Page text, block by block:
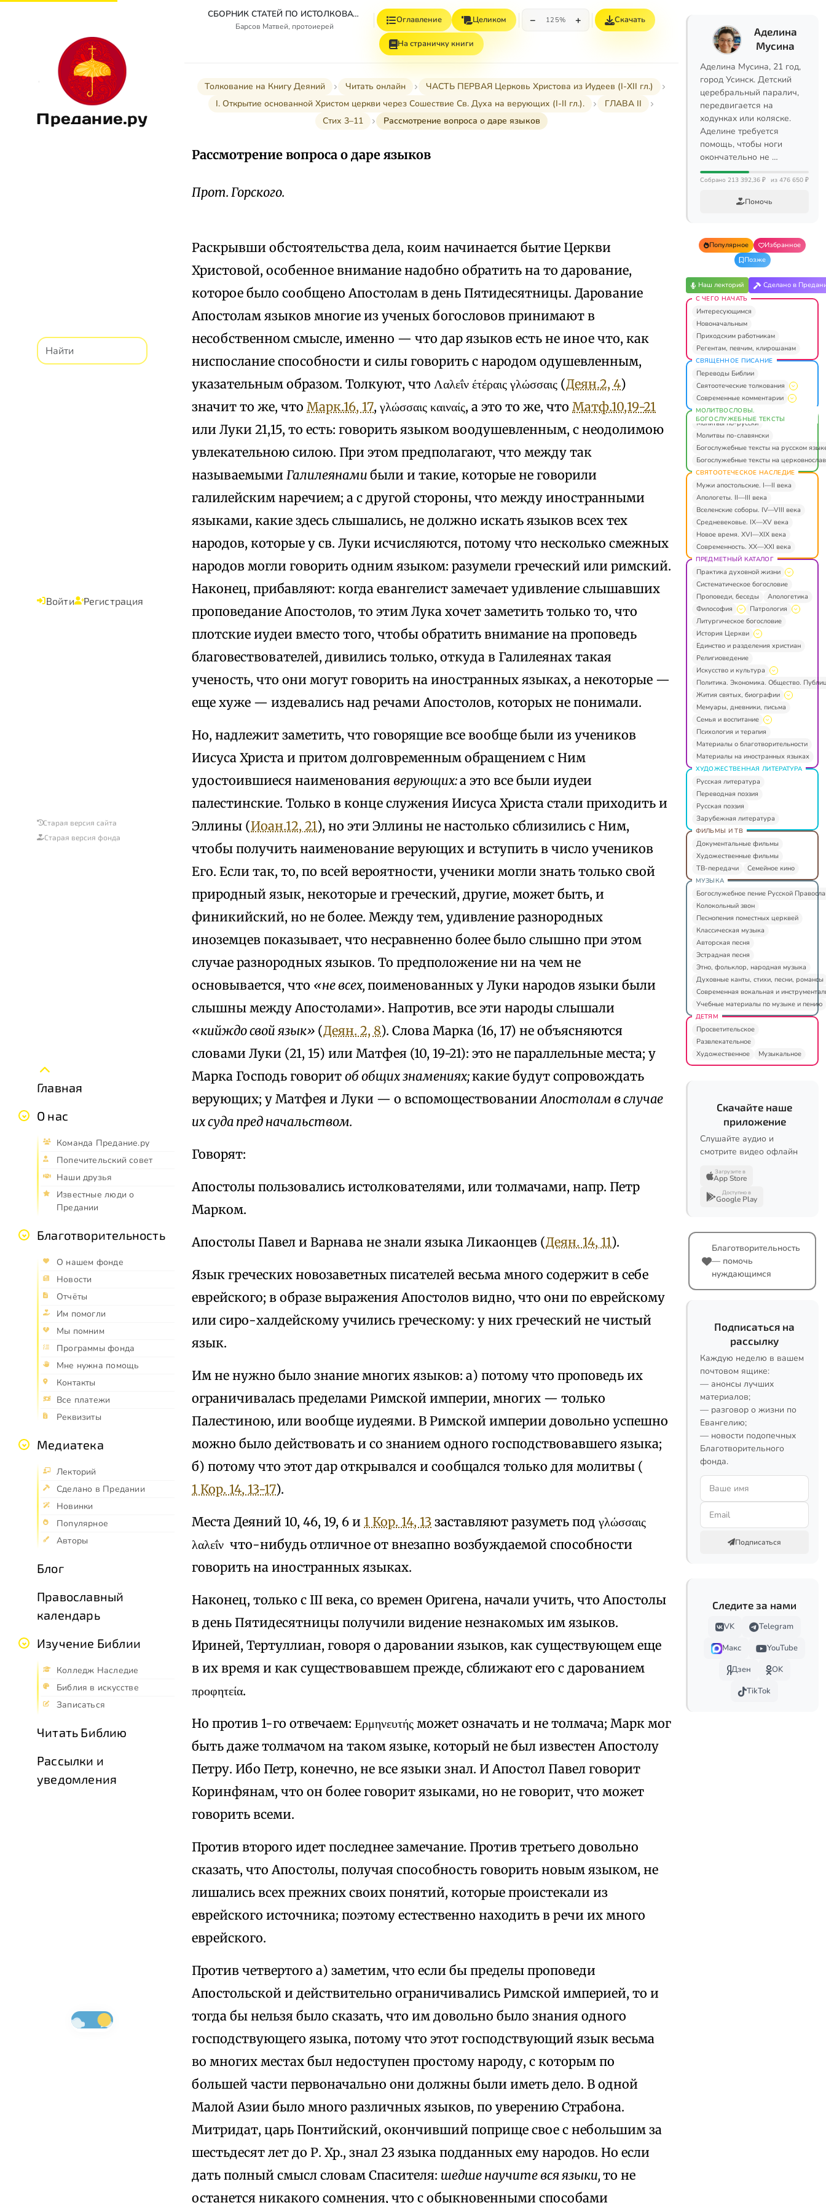
Предание.ру
Войти Регистрация
Старая версия сайта
Старая версия фонда
Главная
О нас
Команда Предание.ру
Попечительский совет
Наши друзья
Известные люди о
Предании
Благотворительность
О нашем фонде
Новости
Отчёты
Им помогли
Мы помним
Программы фонда
Мне нужна помощь
Контакты
Все платежи
Реквизиты
Медиатека
Лекторий
Сделано в Предании
Новинки
Популярное
Авторы
Блог
Православный
календарь
Изучение Библии
Колледж Наследие
Библия в искусстве
Записаться
Читать Библию
Рассылки и
уведомления
СБОРНИК СТАТЕЙ ПО ИСТОЛКОВАТЕЛЬНОМУ И НАЗИДАТЕЛЬНОМУ ЧТЕНИЮ ДЕЯНИЙ СВЯТЫХ АПОСТОЛОВ
Барсов Матвей, протоиерей
Оглавление Целиком − 125% + Скачать
На страничку книги
Толкование на Книгу Деяний Читать онлайн
ЧАСТЬ ПЕРВАЯ Церковь Христова из Иудеев (I-XII гл.)
I. Открытие основанной Христом церкви через Сошествие Св. Духа на верующих (I-II гл.).
ГЛАВА II
Стих 3–11
Рассмотрение вопроса о даре языков
Рассмотрение вопроса о даре языков
Прот. Горского.
Раскрывши обстоятельства дела, коим начинается бытие Церкви
Христовой, особенное внимание надобно обратить на то дарование,
которое было сообщено Апостолам в день Пятидесятницы. Дарование
Апостолам языков многие из ученых богословов принимают в
несобственном смысле, именно — что дар языков есть не иное что, как
ниспослание способности и силы говорить с народом одушевленным,
указательным образом. Толкуют, что Λαλεΐν έτέραις γλώσσαις (Деян.2, 4)
значит то же, что Марк.16, 17, γλώσσαις καιναίς, а это то же, что Матф.10,19-21
или Луки 21,15, то есть: говорить языком воодушевленным, с неодолимою
увлекательною силою. При этом предполагают, что между так
называемыми Галилеянами были и такие, которые не говорили
галилейским наречием; а с другой стороны, что между иностранными
языками, какие здесь слышались, не должно искать языков всех тех
народов, которые у св. Луки исчисляются, потому что несколько смежных
народов могли говорить одним языком: разумели греческий или римский.
Наконец, прибавляют: когда евангелист замечает удивление слышавших
проповедание Апостолов, то этим Лука хочет заметить только то, что
плотские иудеи вместо того, чтобы обратить внимание на проповедь
благовествователей, дивились только, откуда в Галилеянах такая
ученость, что они могут говорить на иностранных языках, а некоторые —
еще хуже — издевались над речами Апостолов, которых не понимали.
Но, надлежит заметить, что говорящие все вообще были из учеников
Иисуса Христа и притом долговременным обращением с Ним
удостоившиеся наименования верующих:а это все были иудеи
палестинские. Только в конце служения Иисуса Христа стали приходить и
Эллины (Иоан.12, 21), но эти Эллины не настолько сблизились с Ним,
чтобы получить наименование верующих и вступить в число учеников
Его. Если так, то, по всей вероятности, ученики могли знать только свой
природный язык, некоторые и греческий, другие, может быть, и
финикийский, но не более. Между тем, удивление разнородных
иноземцев показывает, что несравненно более было слышно при этом
случае разнородных языков. То предположение ни на чем не
основывается, что «не всех, поименованных у Луки народов языки были
слышны между Апостолами». Напротив, все эти народы слышали
«кийждо свой язык» (Деян. 2, 8). Слова Марка (16, 17) не объясняются
словами Луки (21, 15) или Матфея (10, 19-21): это не параллельные места; у
Марка Господь говорит об общих знамениях;какие будут сопровождать
верующих; у Матфея и Луки — о вспомоществовании Апостолам в случае
их суда пред начальством.
Говорят:
Апостолы пользовались истолкователями, или толмачами, напр. Петр
Марком.
Апостолы Павел и Варнава не знали языка Ликаонцев (Деян. 14, 11).
Язык греческих новозаветных писателей весьма много содержит в себе
еврейского; в образе выражения Апостолов видно, что они по еврейскому
или сиро-халдейскому учились греческому: у них греческий не чистый
язык.
Им не нужно было знание многих языков: а) потому что проповедь их
ограничивалась пределами Римской империи, многих — только
Палестиною, или вообще иудеями. В Римской империи довольно успешно
можно было действовать и со знанием одного господствовавшего языка;
б) потому что этот дар открывался и сообщался только для молитвы (
1 Кор. 14, 13-17).
Места Деяний 10, 46, 19, 6 и 1 Кор. 14, 13 заставляют разуметь под γλώσσαις
λαλεΐν что-нибудь отличное от внезапно возбуждаемой способности
говорить на иностранных языках.
Наконец, только с III века, со времен Оригена, начали учить, что Апостолы
в день Пятидесятницы получили видение незнакомых им языков.
Ириней, Тертуллиан, говоря о даровании языков, как существующем еще
в их время и как существовавшем прежде, сближают его с дарованием
προφητεία.
Но против 1-го отвечаем: Ερμηνευτής может означать и не толмача; Марк мог
быть даже толмачом на таком языке, который не был известен Апостолу
Петру. Ибо Петр, конечно, не все языки знал. И Апостол Павел говорит
Коринфянам, что он более говорит языками, но не говорит, что может
говорить всеми.
Против второго идет последнее замечание. Против третьего довольно
сказать, что Апостолы, получая способность говорить новым языком, не
лишались всех прежних своих понятий, которые проистекали из
еврейского источника; поэтому естественно находить в речи их много
еврейского.
Против четвертого а) заметим, что если бы пределы проповеди
Апостольской и действительно ограничивались Римской империей, то и
тогда бы нельзя было сказать, что им довольно было знания одного
господствующего языка, потому что этот господствующий язык весьма
во многих местах был недоступен простому народу, с которым по
большей части первоначально они должны были иметь дело. В одной
Малой Азии было много различных языков, по уверению Страбона.
Митридат, царь Понтийский, окончивший поприще свое с небольшим за
шестьдесят лет до Р. Хр., знал 23 языка подданных ему народов. Но если
дать полный смысл словам Спасителя: шедше научите вся языки, то не
останется никакого сомнения, что с обыкновенными способами
Аделина
Мусина
Аделина Мусина, 21 год,
город Усинск. Детский
церебральный паралич,
передвигается на
ходунках или коляске.
Аделине требуется
помощь, чтобы ноги
окончательно не …
Собрано 213 392,36 ₽ из 476 650 ₽
Помочь
Популярное
Избранное
Позже
Наш лекторий Сделано в
С ЧЕГО НАЧАТЬ
Интересующимся
Новоначальным
Приходским работникам
Регентам, певчим, клирошанам
СВЯЩЕННОЕ ПИСАНИЕ
Переводы Библии
Святоотеческие толкования
Современные комментарии
МОЛИТВОСЛОВЫ.
БОГОСЛУЖЕБНЫЕ ТЕКСТЫ
Молитвы по-русски
Молитвы по-славянски
Богослужебные тексты на русском
Богослужебные тексты на
СВЯТООТЕЧЕСКОЕ НАСЛЕДИЕ
Мужи апостольские. I—II века
Апологеты. II—III века
Вселенские соборы. IV—VIII века
Средневековье. IX—XV века
Новое время. XVI—XIX века
Современность. XX—XXI века
ПРЕДМЕТНЫЙ КАТАЛОГ
Практика духовной жизни
Систематическое богословие
Проповеди, беседы
Апологетика
Философия
Патрология
Литургическое богословие
История Церкви
Единство и разделения христиан
Религиоведение
Искусство и культура
Политика. Экономика. Общество.
Жития святых, биографии
Мемуары, дневники, письма
Семья и воспитание
Психология и терапия
Материалы о благотворительности
Материалы на иностранных языках
ХУДОЖЕСТВЕННАЯ ЛИТЕРАТУРА
Русская литература
Переводная поэзия
Русская поэзия
Зарубежная литература
ФИЛЬМЫ И ТВ
Документальные фильмы
Художественные фильмы
ТВ-передачи
Семейное кино
МУЗЫКА
Богослужебное пение Русской
Колокольный звон
Песнопения поместных церквей
Классическая музыка
Авторская песня
Эстрадная песня
Этно, фольклор, народная музыка
Духовные канты, стихи, песни, романсы
Современная вокальная и
Учебные материалы по музыке и пению
ДЕТЯМ
Просветительское
Развлекательное
Художественное
Музыкальное
Скачайте наше
приложение
Слушайте аудио и
смотрите видео офлайн
Загрузите в
App Store
Доступно в
Google Play
Благотворительность
— помочь
нуждающимся
Подписаться на
рассылку
Каждую неделю в вашем
почтовом ящике:
— анонсы лучших
материалов;
— разговор о жизни по
Евангелию;
— новости подопечных
Благотворительного
фонда.
Подписаться
Следите за нами
VK
Telegram
Макс
YouTube
Дзен
OK
TikTok